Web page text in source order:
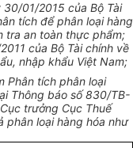
30/01/2015 của Bộ Tài
tích để phân loại hàng
tra an toàn thực phẩm;
của Bộ Tài chính về
nhập khẩu Việt Nam;
Phân tích phân loại
Thông báo số 830/TB-
trưởng Cục Thuế
phân loại hàng hóa như